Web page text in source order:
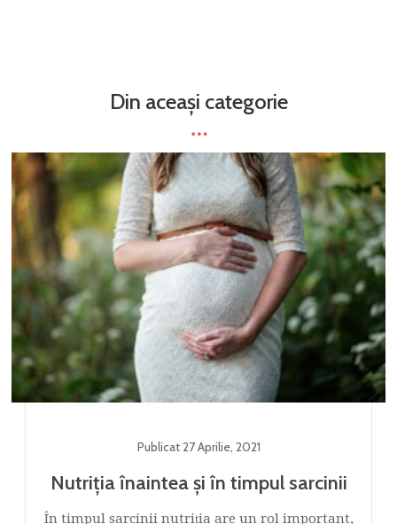
Din aceași categorie
Publicat27 Aprilie, 2021
Nutriția înaintea și în timpul sarcinii
În timpul sarcinii nutriția are un rol important,